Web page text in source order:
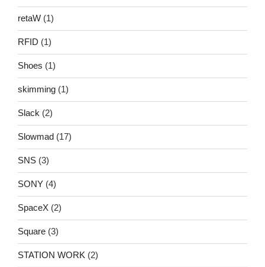
retaW (1)
RFID (1)
Shoes (1)
skimming (1)
Slack (2)
Slowmad (17)
SNS (3)
SONY (4)
SpaceX (2)
Square (3)
STATION WORK (2)